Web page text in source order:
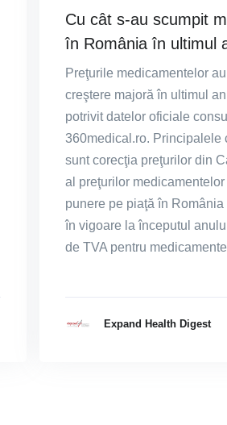
Cu cât s-au scumpit
în România în ultimul
Preţurile medicamentelor
creştere majoră în ultimul
potrivit datelor oficiale
360medical.ro. Principalele
sunt corecţia preţurilor din
al preţurilor
punere pe piaţă în
în vigoare la începutul
de TVA pentru
Expand Health Digest